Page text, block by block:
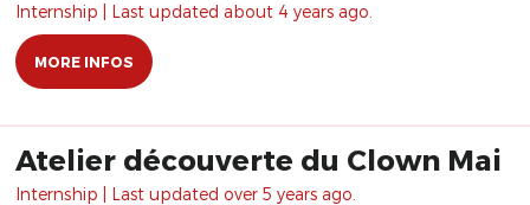
Internship | Last updated about 4 years ago.
MORE INFOS
Atelier découverte du Clown Mai
Internship | Last updated over 5 years ago.